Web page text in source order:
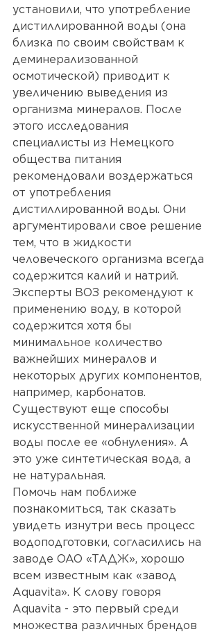
установили, что употребление
дистиллированной воды (она
близка по своим свойствам к
деминерализованной
осмотической) приводит к
увеличению выведения из
организма минералов. После
этого исследования
специалисты из Немецкого
общества питания
рекомендовали воздержаться
от употребления
дистиллированной воды. Они
аргументировали свое решение
тем, что в жидкости
человеческого организма всегда
содержится калий и натрий.
Эксперты ВОЗ рекомендуют к
применению воду, в которой
содержится хотя бы
минимальное количество
важнейших минералов и
некоторых других компонентов,
например, карбонатов.
Существуют еще способы
искусственной минерализации
воды после ее «обнуления». А
это уже синтетическая вода, а
не натуральная.
Помочь нам поближе
познакомиться, так сказать
увидеть изнутри весь процесс
водоподготовки, согласились на
заводе ОАО «ТАДЖ», хорошо
всем известным как «завод
Aquavita». К слову говоря
Aquavita - это первый среди
множества различных брендов